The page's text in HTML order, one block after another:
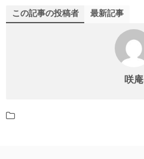
この記事の投稿者 最新記事
咲庵